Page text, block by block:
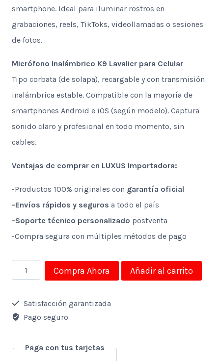
smartphone. Ideal para iluminar rostros en
grabaciones, reels, TikToks, videollamadas o sesiones
de fotos.
Micrófono Inalámbrico K9 Lavalier para Celular
Tipo corbata (de solapa), recargable y con transmisión
inalámbrica estable. Compatible con la mayoría de
smartphones Android e iOS (según modelo). Captura
sonido claro y profesional en todo momento, sin
cables.
Ventajas de comprar en LUXUS Importadora:
-Productos 100% originales con garantía oficial
-Envíos rápidos y seguros a todo el país
-Soporte técnico personalizado postventa
-Compra segura con múltiples métodos de pago
de
Luz
RGB
14”
Compra Ahora Añadir al carrito
Satisfacción garantizada
Pago seguro
Paga con tus tarjetas